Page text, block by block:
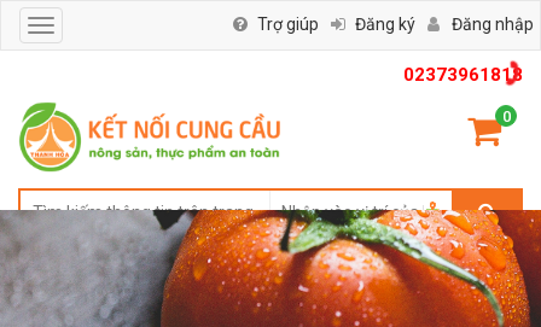
02373961818
0
Toggle
navigation
Trợ giúp Đăng ký Đăng nhập